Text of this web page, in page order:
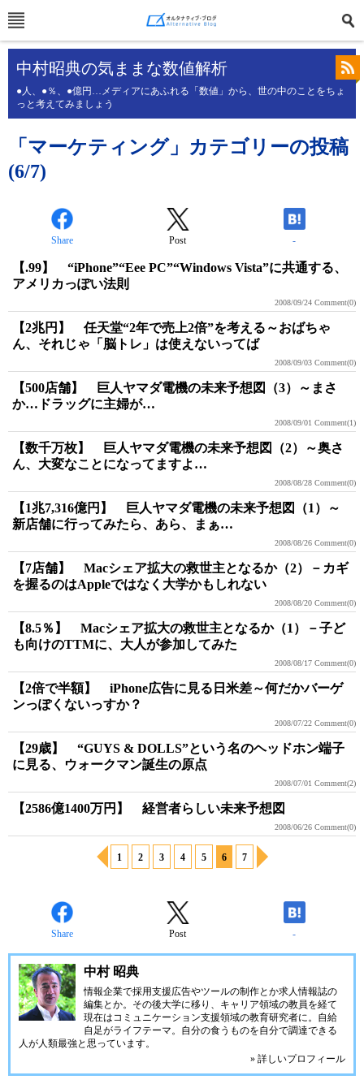
中村昭典の気ままな数値解析
●人、●％、●億円…メディアにあふれる「数値」から、世の中のことをちょ
っと考えてみましょう
「マーケティング」カテゴリーの投稿
(6/7)
Share Post -
【.99】 “iPhone”“Eee PC”“Windows Vista”に共通する、
アメリカっぽい法則
2008/09/24 Comment(0)
【2兆円】 任天堂“2年で売上2倍”を考える～おばちゃ
ん、それじゃ「脳トレ」は使えないってば
2008/09/03 Comment(0)
【500店舗】 巨人ヤマダ電機の未来予想図（3）～まさ
か…ドラッグに主婦が…
2008/09/01 Comment(1)
【数千万枚】 巨人ヤマダ電機の未来予想図（2）～奥さ
ん、大変なことになってますよ…
2008/08/28 Comment(0)
【1兆7,316億円】 巨人ヤマダ電機の未来予想図（1）～
新店舗に行ってみたら、あら、まぁ…
2008/08/26 Comment(0)
【7店舗】 Macシェア拡大の救世主となるか（2）－カギ
を握るのはAppleではなく大学かもしれない
2008/08/20 Comment(0)
【8.5％】 Macシェア拡大の救世主となるか（1）－子ど
も向けのTTMに、大人が参加してみた
2008/08/17 Comment(0)
【2倍で半額】 iPhone広告に見る日米差～何だかバーゲ
ンっぽくないっすか？
2008/07/22 Comment(0)
【29歳】 “GUYS & DOLLS”という名のヘッドホン端子
に見る、ウォークマン誕生の原点
2008/07/01 Comment(2)
【2586億1400万円】 経営者らしい未来予想図
2008/06/26 Comment(0)
1 2 3 4 5 6 7
Share Post -
中村 昭典
情報企業で採用支援広告やツールの制作とか求人情報誌の
編集とか。その後大学に移り、キャリア領域の教員を経て
現在はコミュニケーション支援領域の教育研究者に。自給
自足がライフテーマ。自分の食うものを自分で調達できる
人が人類最強と思っています。
» 詳しいプロフィール